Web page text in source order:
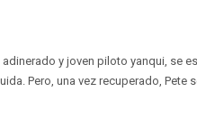
y joven piloto yanqui, se
Pero, una vez recuperado, Pete